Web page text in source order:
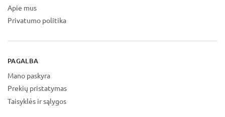
Apie mus
Privatumo politika
PAGALBA
Mano paskyra
Prekių pristatymas
Taisyklės ir sąlygos